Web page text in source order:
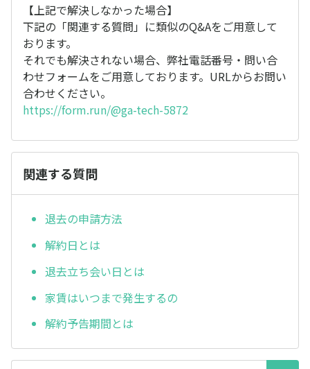
【上記で解決しなかった場合】
下記の「関連する質問」に類似のQ&Aをご用意して
おります。
それでも解決されない場合、弊社電話番号・問い合
わせフォームをご用意しております。URLからお問い
合わせください。
https://form.run/@ga-tech-5872
関連する質問
退去の申請方法
解約日とは
退去立ち会い日とは
家賃はいつまで発生するの
解約予告期間とは